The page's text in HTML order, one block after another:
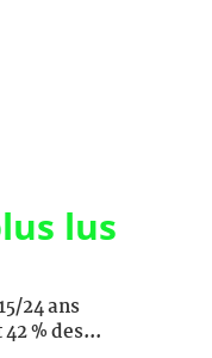
lus
24 ans
% des...